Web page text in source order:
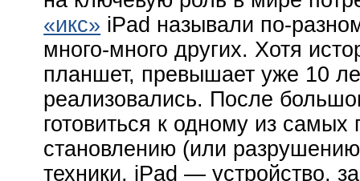
«икс» iPad называли по-
много-много других. Хотя
планшет, превышает уже 10
реализовались. После
готовиться к одному из
становлению (или
техники. iPad — устройство,